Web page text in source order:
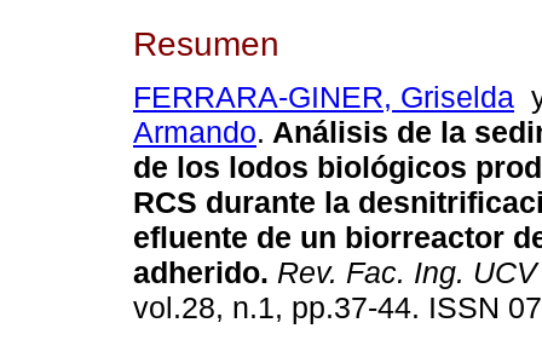
Resumen
FERRARA-GINER, Griselda
Armando. Análisis de la
de los lodos biológicos
RCS durante la
efluente de un biorreactor
adherido. Rev. Fac. Ing. UCV
vol.28, n.1, pp.37-44. ISSN